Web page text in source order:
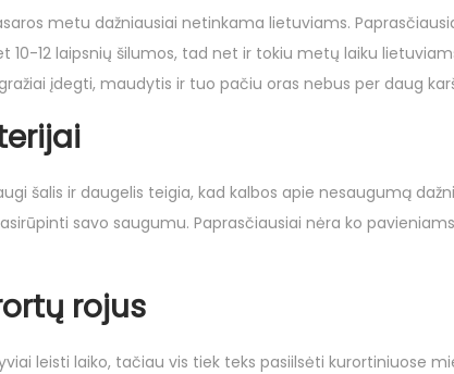
metu dažniausiai netinkama lietuviams.
10-12 laipsnių šilumos, tad net ir tokiu metų laiku
įdegti, maudytis ir tuo pačiu oras nebus per daug
šalis ir daugelis teigia, kad kalbos apie nesaugumą
savo saugumu. Paprasčiausiai nėra ko
rojus
leisti laiko, tačiau vis tiek teks pasiilsėti kurortiniuose